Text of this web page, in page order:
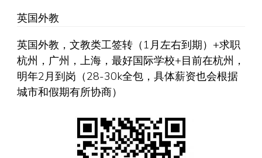
英国外教
英国外教，文教类工签转（1月左右到期）+求职
杭州，广州，上海，最好国际学校+目前在杭州，
明年2月到岗（28-30k全包，具体薪资也会根据
城市和假期有所协商）